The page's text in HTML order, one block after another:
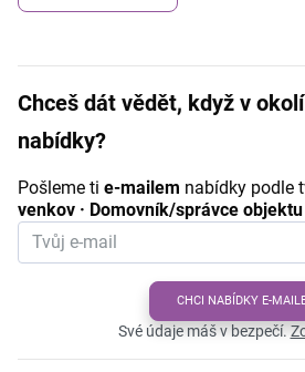
Chceš dát vědět, když v
nabídky?
Pošleme ti e-mailem nabídky podle
venkov · Domovník/správce objektu
CHCI NABÍDKY E-
Své údaje máš v bezpečí.